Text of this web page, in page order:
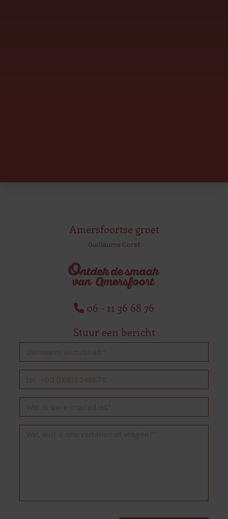
Amersfoortse groet
Guillaume Coret
06 - 11 36 68 76
Stuur een bericht